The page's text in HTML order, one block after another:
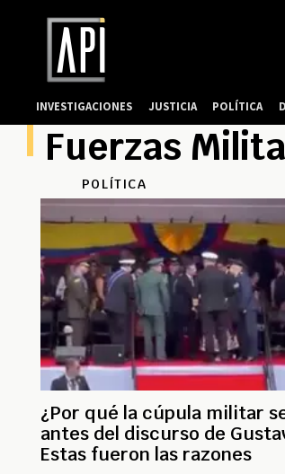
Fuerzas
POLÍTICA
¿Por qué la cúpula militar
antes del discurso de
Estas fueron las razones
INVESTIGACIONES JUSTICIA POLÍTICA